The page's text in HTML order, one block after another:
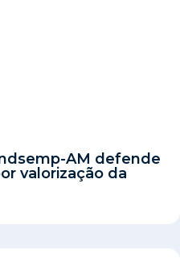
AM defende
valorização da